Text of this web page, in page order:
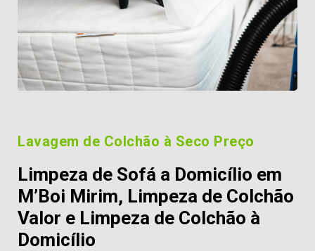
Lavagem de Colchão à Seco Preço
Limpeza de Sofá a Domicílio em
M’Boi Mirim, Limpeza de Colchão
Valor e Limpeza de Colchão à
Domicílio